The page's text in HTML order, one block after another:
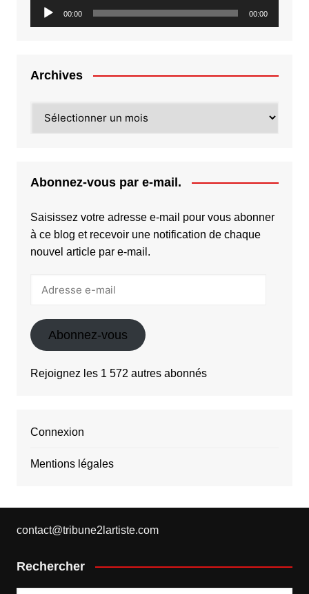
Lecteur
audio
00:00 00:00
Archives
Abonnez-vous par e-mail.
Saisissez votre adresse e-mail pour vous abonner
à ce blog et recevoir une notification de chaque
nouvel article par e-mail.
Abonnez-vous
Rejoignez les 1 572 autres abonnés
Connexion
Mentions légales
contact@tribune2lartiste.com
Rechercher